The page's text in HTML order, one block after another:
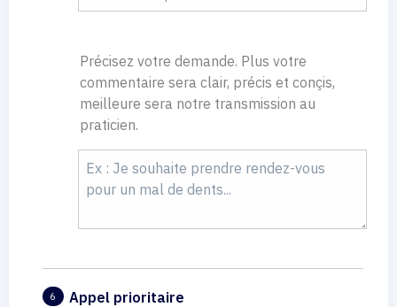
Précisez votre demande. Plus votre
commentaire sera clair, précis et conçis,
meilleure sera notre transmission au
praticien.
6 Appel prioritaire